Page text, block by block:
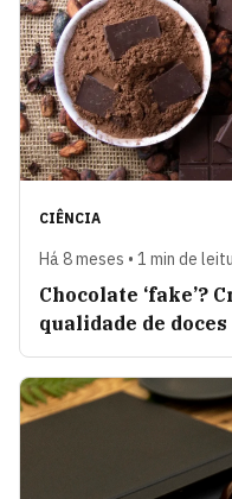
CIÊNCIA
Há 8 meses • 1 min de
Chocolate ‘fake’?
qualidade de